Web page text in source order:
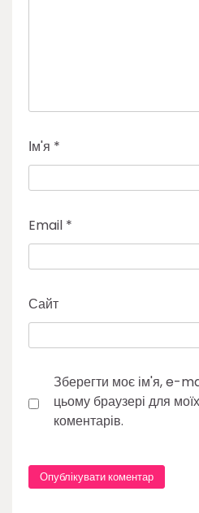
Ім'я *
Email *
Сайт
Зберегти моє ім'я, e-
цьому браузері для
коментарів.